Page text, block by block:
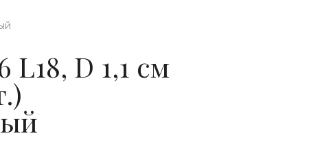
L18, D 1,1 см